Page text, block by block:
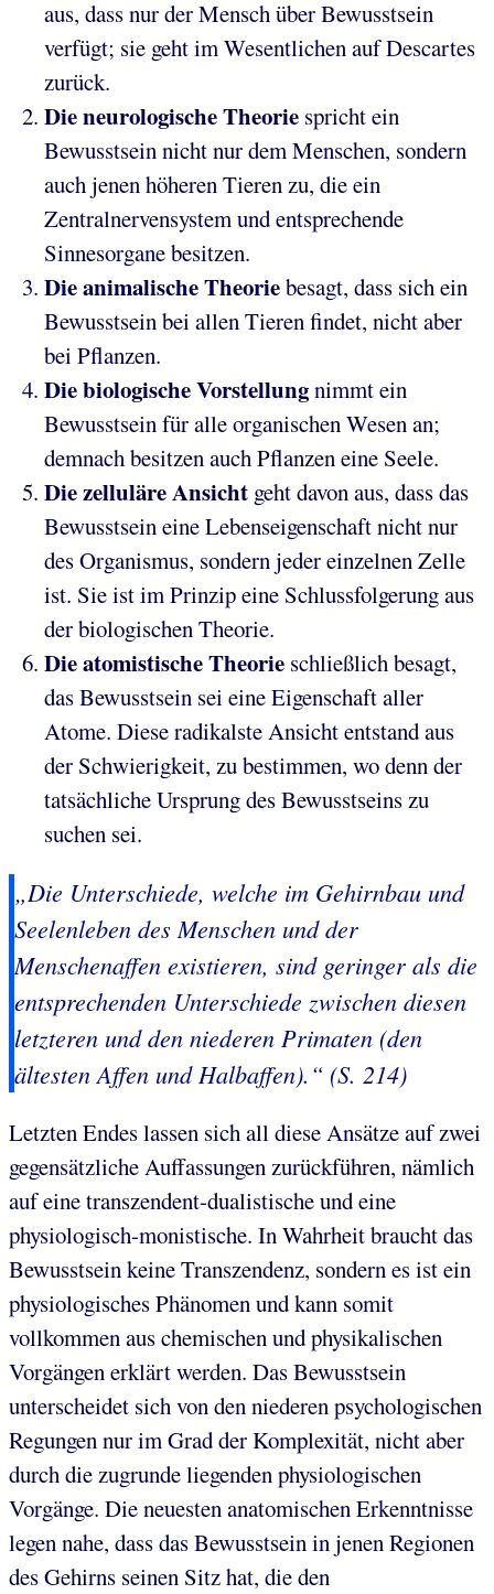
aus, dass nur der Mensch über Bewusstsein
verfügt; sie geht im Wesentlichen auf Descartes
zurück.
Die neurologische Theorie spricht ein
Bewusstsein nicht nur dem Menschen, sondern
auch jenen höheren Tieren zu, die ein
Zentralnervensystem und entsprechende
Sinnesorgane besitzen.
Die animalische Theoriebesagt, dass sich ein
Bewusstsein bei allen Tieren findet, nicht aber
bei Pflanzen.
Die biologische Vorstellungnimmt ein
Bewusstsein für alle organischen Wesen an;
demnach besitzen auch Pflanzen eine Seele.
Die zelluläre Ansicht geht davon aus, dass das
Bewusstsein eine Lebenseigenschaft nicht nur
des Organismus, sondern jeder einzelnen Zelle
ist. Sie ist im Prinzip eine Schlussfolgerung aus
der biologischen Theorie.
Die atomistische Theorie schließlich besagt,
das Bewusstsein sei eine Eigenschaft aller
Atome. Diese radikalste Ansicht entstand aus
der Schwierigkeit, zu bestimmen, wo denn der
tatsächliche Ursprung des Bewusstseins zu
suchen sei.
„Die Unterschiede, welche im Gehirnbau und
Seelenleben des Menschen und der
Menschenaffen existieren, sind geringer als die
entsprechenden Unterschiede zwischen diesen
letzteren und den niederen Primaten (den
ältesten Affen und Halbaffen).“ (S. 214)
Letzten Endes lassen sich all diese Ansätze auf zwei
gegensätzliche Auffassungen zurückführen, nämlich
auf eine transzendent-dualistische und eine
physiologisch-monistische. In Wahrheit braucht das
Bewusstsein keine Transzendenz, sondern es ist ein
physiologisches Phänomen und kann somit
vollkommen aus chemischen und physikalischen
Vorgängen erklärt werden. Das Bewusstsein
unterscheidet sich von den niederen psychologischen
Regungen nur im Grad der Komplexität, nicht aber
durch die zugrunde liegenden physiologischen
Vorgänge. Die neuesten anatomischen Erkenntnisse
legen nahe, dass das Bewusstsein in jenen Regionen
des Gehirns seinen Sitz hat, die den